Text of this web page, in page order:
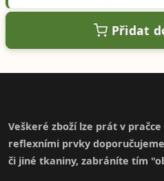
Přidat
Veškeré zboží lze prát v pračce
reflexními prvky
či jiné tkaniny, zabráníte tím